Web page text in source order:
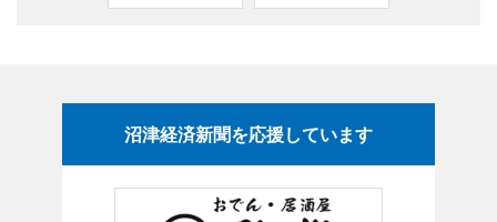
沼津経済新聞を応援しています